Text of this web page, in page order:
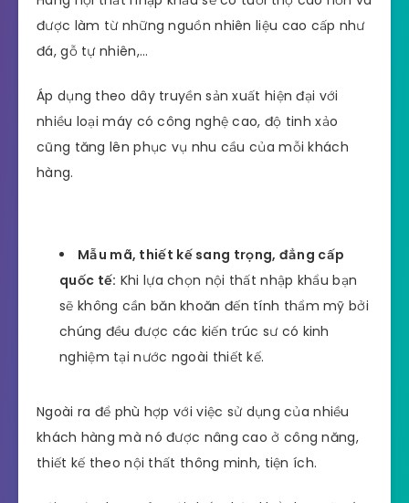
Nguồn gốc rõ ràng:Các sản phẩm nội thất
nhập khẩu rất được đề cao ở nguồn gốc, xuất
Hầu hết chúng sẽ có giấy nhập khẩu từ đơn vị
phân phối tại thị trường nước ngoài và được đảm
bảo chất lượng lâu dài.
Hàng nội thất nhập khẩu sẽ có tuổi thọ cao hơn và
đá, gỗ tự nhiên,…
Áp dụng theo dây truyền sản xuất hiện đại với
nhiều loại máy có công nghệ cao, độ tinh xảo
cũng tăng lên phục vụ nhu cầu của mỗi khách